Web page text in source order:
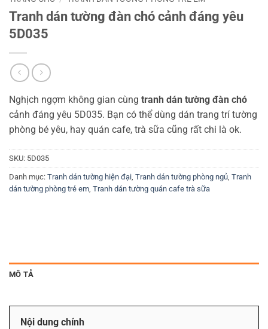
Tranh dán tường đàn chó cảnh đáng yêu
5D035
Nghịch ngợm không gian cùng tranh dán tường đàn chó
cảnh đáng yêu 5D035. Bạn có thể dùng dán trang trí tường
phòng bé yêu, hay quán cafe, trà sữa cũng rất chi là ok.
SKU: 5D035
Danh mục: Tranh dán tường hiện đại, Tranh dán tường phòng ngủ, Tranh
dán tường phòng trẻ em, Tranh dán tường quán cafe trà sữa
MÔ TẢ
Nội dung chính